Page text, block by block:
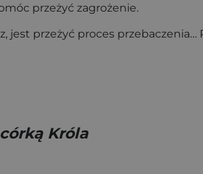
przeżyć zagrożenie.
przeżyć proces przebaczenia…
Króla